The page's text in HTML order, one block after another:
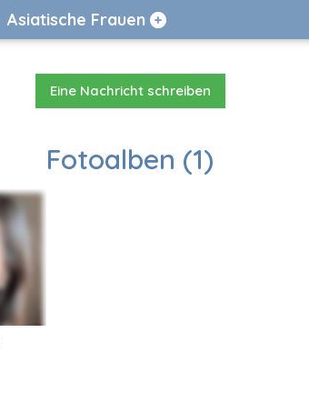
Asiatische Frauen
Eine Nachricht schreiben
Fotoalben (1)